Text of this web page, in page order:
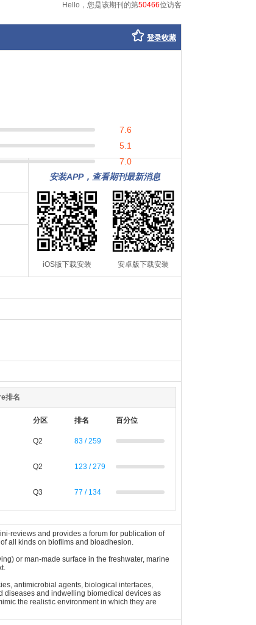
Hello，您是该期刊的第50466位访客
登录收藏
7.6
5.1
7.0
安装APP，查看期刊最新消息
iOS版下载安装 安卓版下载安装
排名
分区 排名
百分位
Q2 83 / 259
Q2 123 / 279
Q3 77 / 134
reviews and provides a forum for publication of
all kinds on biofilms and bioadhesion.
or man-made surface in the freshwater, marine
antimicrobial agents, biological interfaces,
diseases and indwelling biomedical devices as
the realistic environment in which they are